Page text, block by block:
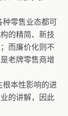
种零售业态都可
的精简、新技
而廉价化则不
老牌零售商增
根本性影响的进
的讲解，因此